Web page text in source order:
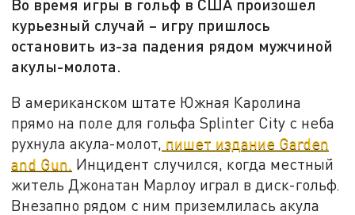
Во время игры в гольф в США произошел
курьезный случай – игру пришлось
остановить из-за падения рядом мужчиной
акулы-молота.
В американском штате Южная Каролина
прямо на поле для гольфа Splinter City с неба
рухнула акула-молот, пишет издание Garden
and Gun. Инцидент случился, когда местный
житель Джонатан Марлоу играл в диск-гольф.
Внезапно рядом с ним приземлилась акула